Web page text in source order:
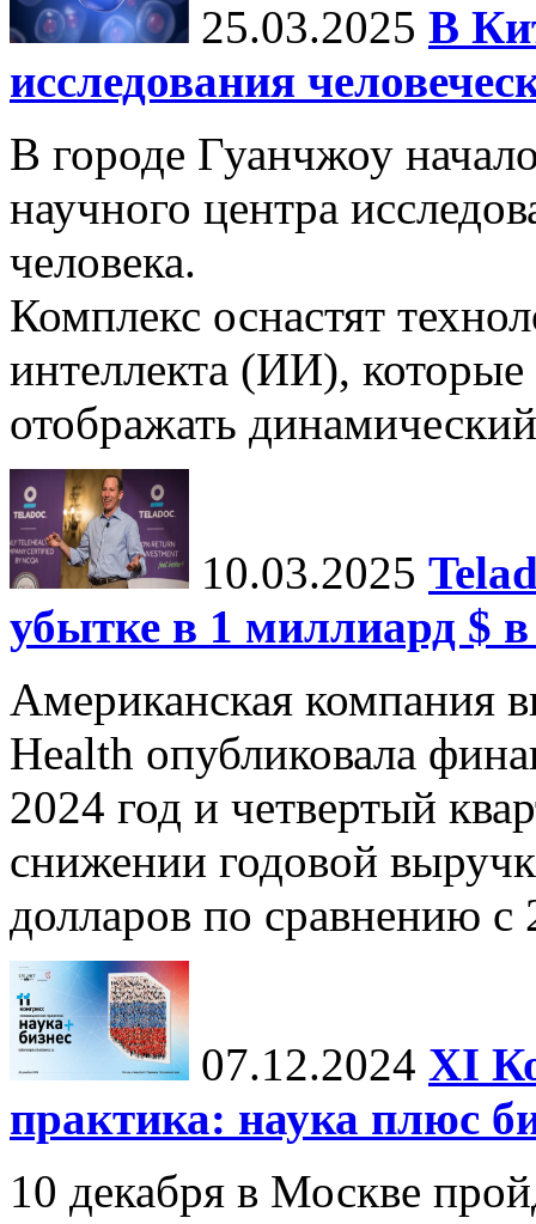
25.03.2025 В
исследования
В городе Гуанчжоу
научного центра
человека.
Комплекс оснастят
интеллекта (ИИ),
отображать
10.03.2025
убытке в 1 миллиард $ в
Американская компания
Health опубликовала
2024 год и четвертый
снижении годовой
долларов по сравнению с
07.12.2024 ХI
практика: наука плюс
10 декабря в Москве